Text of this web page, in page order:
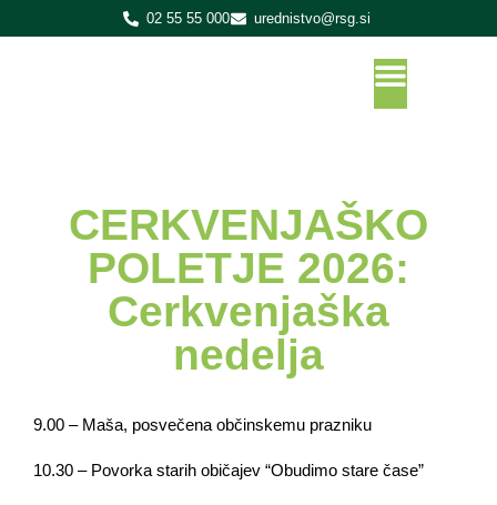
02 55 55 000 urednistvo@rsg.si
CERKVENJAŠKO
POLETJE 2026:
Cerkvenjaška
nedelja
9.00 – Maša, posvečena občinskemu prazniku
10.30 – Povorka starih običajev “Obudimo stare čase”